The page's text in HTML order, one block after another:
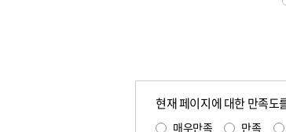
현재 페이지에 대한 만족도
매우만족 만족